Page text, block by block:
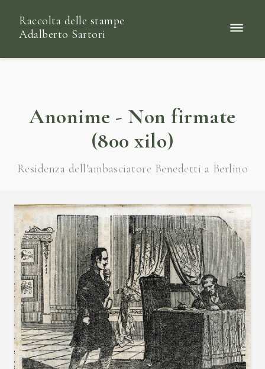
Raccolta delle stampe
Adalberto Sartori
Anonime - Non firmate
(800 xilo)
Residenza dell'ambasciatore Benedetti a Berlino